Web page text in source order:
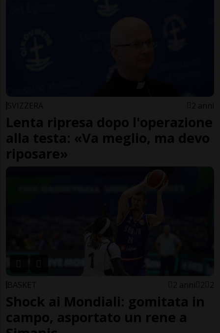
SVIZZERA 2 anni
Lenta ripresa dopo l'operazione
alla testa: «Va meglio, ma devo
riposare»
BASKET 2 anni 2 2
Shock ai Mondiali: gomitata in
campo, asportato un rene a